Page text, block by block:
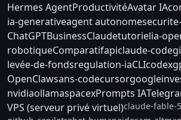
Hermes AgentProductivitéAvatar IA
ia-generativeagent autonome
ChatGPTBusinessClaudetutorielia-
robotiqueComparatifapiclaude-code
levée-de-fondsregulation-iaCLIcodex
OpenClawsans-codecursorgoogle
nvidiaollamaspacexPrompts IA
VPS (serveur privé virtuel)claude-fable-5